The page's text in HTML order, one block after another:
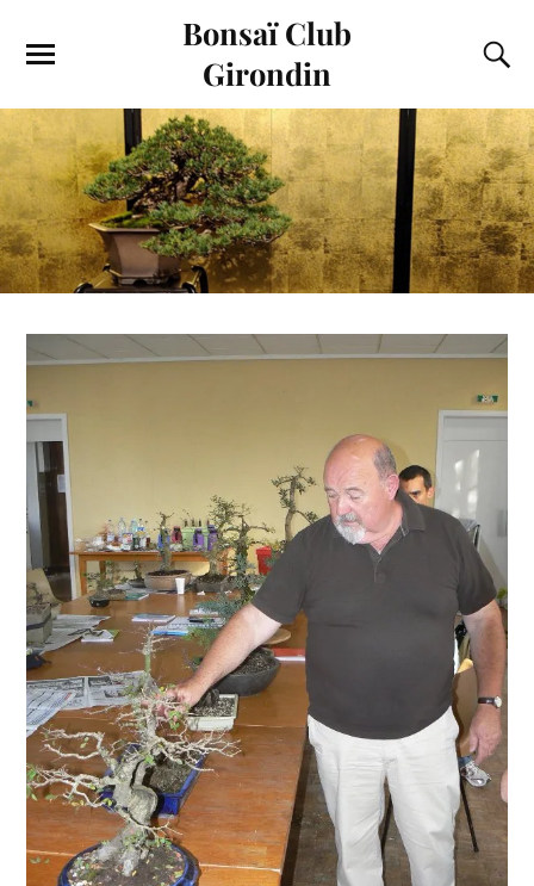
Bonsaï Club
Girondin